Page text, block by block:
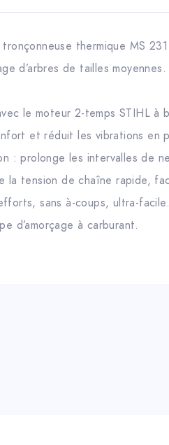
thermique MS
d’arbres de tailles moyennes.
le moteur 2-temps STIHL à
et réduit les vibrations en
: prolonge les intervalles de
la tension de chaîne rapide,
sans à-coups, ultra-facile.
d’amorçage à carburant.